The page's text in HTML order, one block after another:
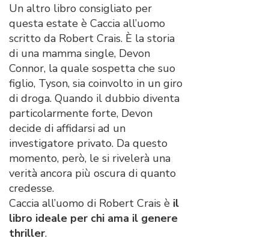
Un altro libro consigliato per
questa estate è Caccia all’uomo
scritto da Robert Crais. È la storia
di una mamma single, Devon
Connor, la quale sospetta che suo
figlio, Tyson, sia coinvolto in un giro
di droga. Quando il dubbio diventa
particolarmente forte, Devon
decide di affidarsi ad un
investigatore privato. Da questo
momento, però, le si rivelerà una
verità ancora più oscura di quanto
credesse.
Caccia all’uomo di Robert Crais è il
libro ideale per chi ama il genere
thriller.